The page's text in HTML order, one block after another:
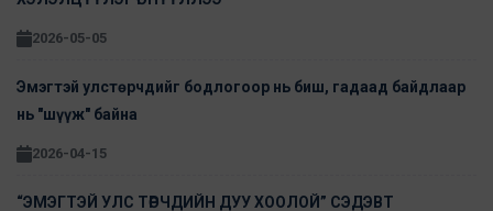
2026-05-05
Эмэгтэй улстөрчдийг бодлогоор нь биш, гадаад байдлаар
нь "шүүж" байна
2026-04-15
“ЭМЭГТЭЙ УЛС ТӨРЧДИЙН ДУУ ХООЛОЙ” СЭДЭВТ